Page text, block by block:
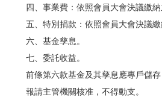
四、事業費：依照會員大會決議繳納
五、特別捐款：依照會員大會決議繳
六、基金孳息。
七、委託收益。
前條第六款基金及其孳息應專戶儲存
報請主管機關核准，不得動支。